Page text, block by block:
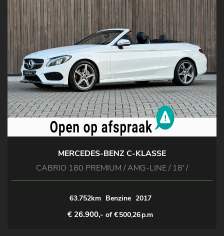
MERCEDES-BENZ C-KLASSE
CABRIO 180 PREMIUM / AMG-LINE / 18' /
63.752km Benzine 2017
€ 26.900,- of €500,26p.m